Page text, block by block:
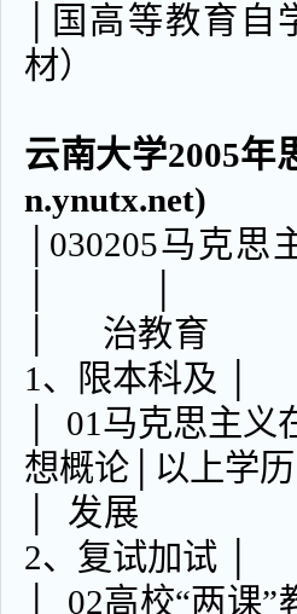
│国高等教育
材）
云南大学2005年
n.ynutx.net)
│030205
│ 治教育 │
1、限本科及 │
│ 01马克思主
想概论│以上学
│ 发展 │
2、复试加试 │
│ 02高校“